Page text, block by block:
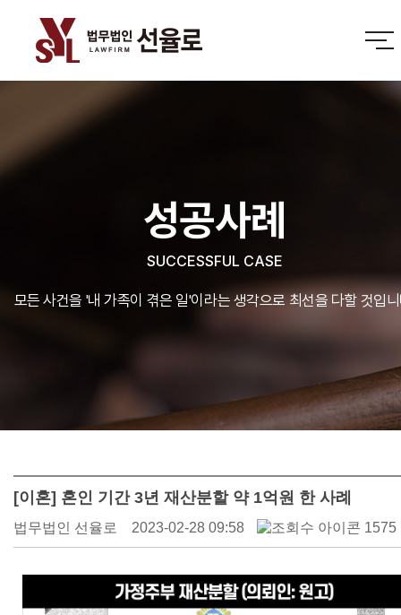
성공사례
SUCCESSFUL CASE
모든 사건을 '내 가족이 겪은 일'이라는 생각으로 최선을 다할 것입
[이혼] 혼인 기간 3년 재산분할 약 1억원 한 사례
법무법인 선율로 2023-02-28 09:58 1575